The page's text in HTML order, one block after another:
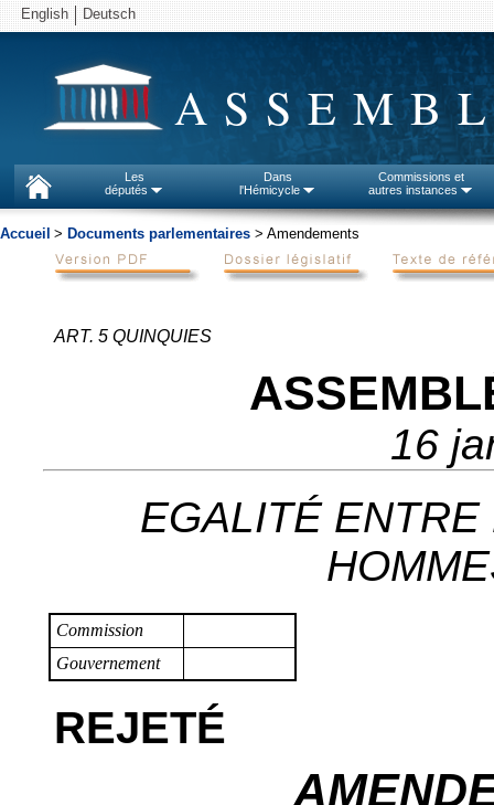
English Deutsch
Les
députés
Dans
l'Hémicycle
Commissions et
autres instances
Accueil > Documents parlementaires > Amendements
ART. 5 QUINQUIES
16
EGALITÉ
Commission
Gouvernement
REJETÉ